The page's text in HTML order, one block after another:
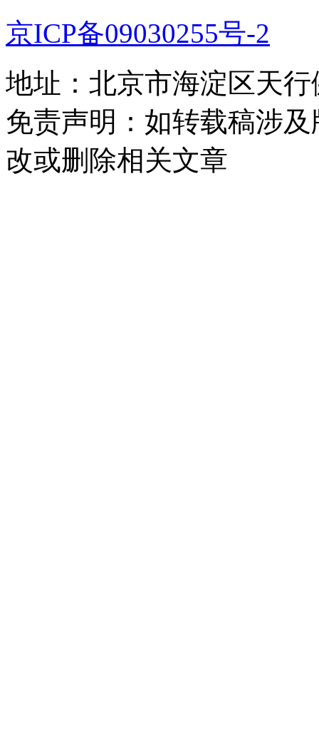
京ICP备09030255号-2
地址：北京市海淀区天行
免责声明：如转载稿涉
改或删除相关文章